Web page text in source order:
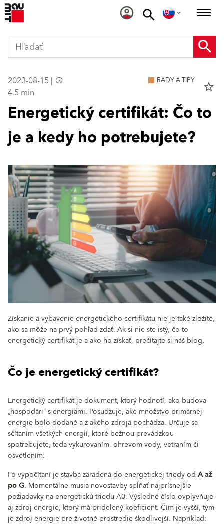
2023-08-15 |
4.5 min
RADY A TIPY
star_border
Energetický certifikát: Čo to
je a kedy ho potrebujete?
Získanie a vybavenie energetického certifikátu nie je také zložité,
ako sa môže na prvý pohľad zdať. Ak si nie ste istý, čo to
energetický certifikát je a ako ho získať, prečítajte si náš blog.
Čo je energetický certifikát?
Energetický certifikát je dokument, ktorý hodnotí, ako budova
„hospodári“ s energiami. Posudzuje, aké množstvo primárnej
energie bolo dodané a z akého zdroja pochádza. Určuje sa
sčítaním všetkých energií, ktoré bežnou prevádzkou
spotrebujete, teda vykurovaním, ohrevom vody, vetraním či
osvetlením.
Po vypočítaní je stavba zaradená do energetickej triedy od A až
po G. Momentálne musia novostavby spĺňať najprísnejšie
požiadavky na energetickú triedu A0. Výsledné číslo ovplyvňuje
aj zdroj energie, ktorý má pridelený koeficient. Čím je vyšší, tým
je zdroj energie pre životné prostredie škodlivejší. Napríklad: